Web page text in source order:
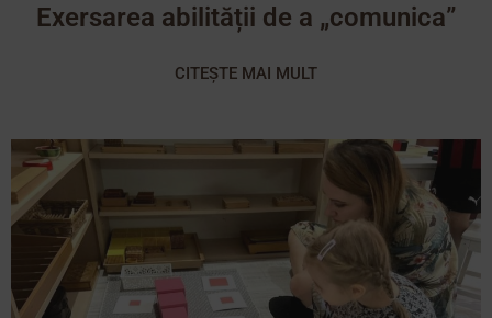
Exersarea abilității de a „comunica”
CITEȘTE MAI MULT